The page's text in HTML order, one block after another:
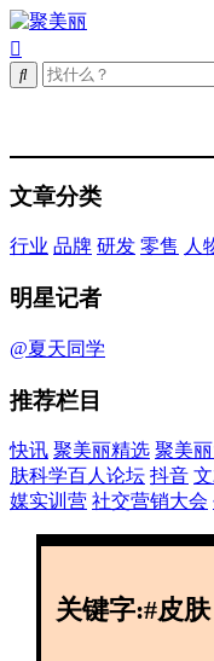
文章分类
行业 品牌 研发 零售 人
明星记者
@夏天同学
推荐栏目
快讯 聚美丽精选 聚美
肤科学百人论坛 抖音
媒实训营 社交营销大会
关键字:#皮肤